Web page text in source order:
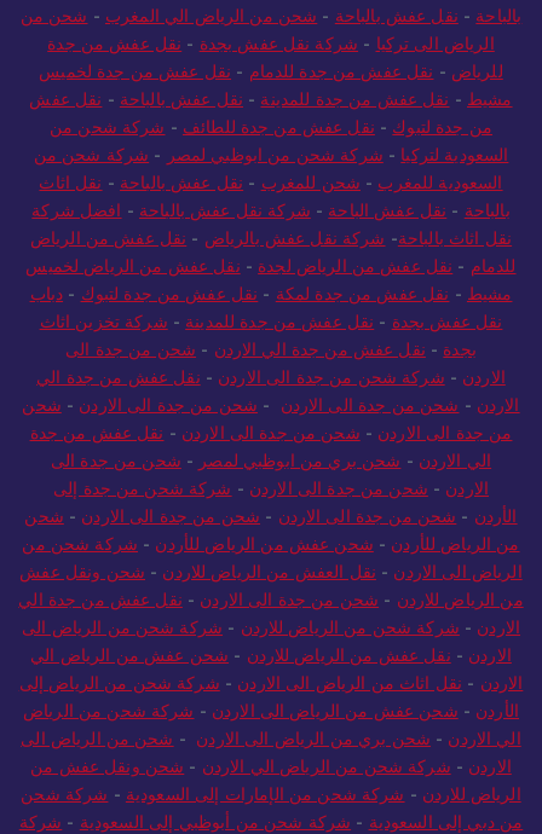
بالباحة - نقل عفش بالباحة - شحن من الرياض الي المغرب - شحن من
الرياض الى تركيا - شركة نقل عفش بجدة - نقل عفش من جدة
للرياض - نقل عفش من جدة للدمام - نقل عفش من جدة لخميس
مشيط - نقل عفش من جدة للمدينة - نقل عفش بالباحة - نقل عفش
من جدة لتبوك - نقل عفش من جدة للطائف - شركة شحن من
السعودية لتركيا - شركة شحن من ابوظبي لمصر - شركة شحن من
السعودية للمغرب - شحن للمغرب - نقل عفش بالباحة - نقل اثاث
بالباحة - نقل عفش الباحة - شركة نقل عفش بالباحة - افضل شركة
نقل اثاث بالباحة- شركة نقل عفش بالرياض - نقل عفش من الرياض
للدمام - نقل عفش من الرياض لجدة - نقل عفش من الرياض لخميس
مشيط - نقل عفش من جدة لمكة - نقل عفش من جدة لتبوك - دباب
نقل عفش بجدة - نقل عفش من جدة للمدينة - شركة تخزين اثاث
بجدة - نقل عفش من جدة الي الاردن - شحن من جدة الى
الاردن - شركة شحن من جدة الى الاردن - نقل عفش من جدة الي
الاردن - شحن من جدة الى الاردن - شحن من جدة الى الاردن - شحن
من جدة الى الاردن - شحن من جدة الى الاردن - نقل عفش من جدة
الي الاردن - شحن بري من ابوظبي لمصر - شحن من جدة الى
الاردن - شحن من جدة الى الاردن - شركة شحن من جدة إلى
الأردن - شحن من جدة الى الاردن - شحن من جدة الى الاردن - شحن
من الرياض للأردن - شحن عفش من الرياض للأردن - شركة شحن من
الرياض الى الاردن - نقل العفش من الرياض للاردن - شحن ونقل عفش
من الرياض للاردن - شحن من جدة الى الاردن - نقل عفش من جدة الي
الاردن - شركة شحن من الرياض للاردن - شركة شحن من الرياض الى
الاردن - نقل عفش من الرياض للاردن - شحن عفش من الرياض الي
الاردن - نقل اثاث من الرياض الى الاردن - شركة شحن من الرياض إلى
الأردن - شحن عفش من الرياض الى الاردن - شركة شحن من الرياض
الي الاردن - شحن بري من الرياض الى الاردن - شحن من الرياض الى
الاردن - شركة شحن من الرياض الي الاردن - شحن ونقل عفش من
الرياض للاردن - شركة شحن من الإمارات إلى السعودية - شركة شحن
من دبي إلى السعودية - شركة شحن من أبوظبي إلى السعودية - شركة